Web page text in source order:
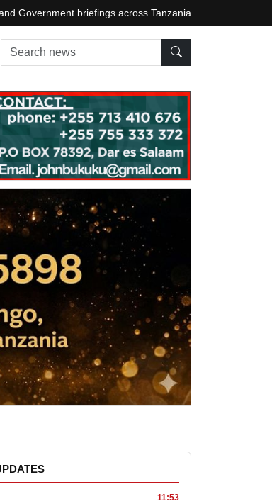
Government briefings across Tanzania
Search news
11:53